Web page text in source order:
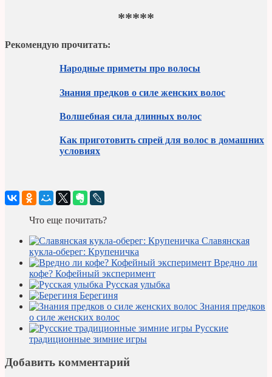
*****
Рекомендую прочитать:
Народные приметы про волосы
Знания предков о силе женских волос
Волшебная сила длинных волос
Как приготовить спрей для волос в домашних
условиях
Что еще почитать?
Славянская
кукла-оберег: Крупеничка
Вредно ли
кофе? Кофейный эксперимент
Русская улыбка
Берегиня
Знания предков
о силе женских волос
Русские
традиционные зимние игры
Добавить комментарий